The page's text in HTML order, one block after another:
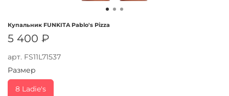
арт. FS11L71537
Купальник FUNKITA Pablo's Pizza
5 400 ₽
Размер
8 Ladie's